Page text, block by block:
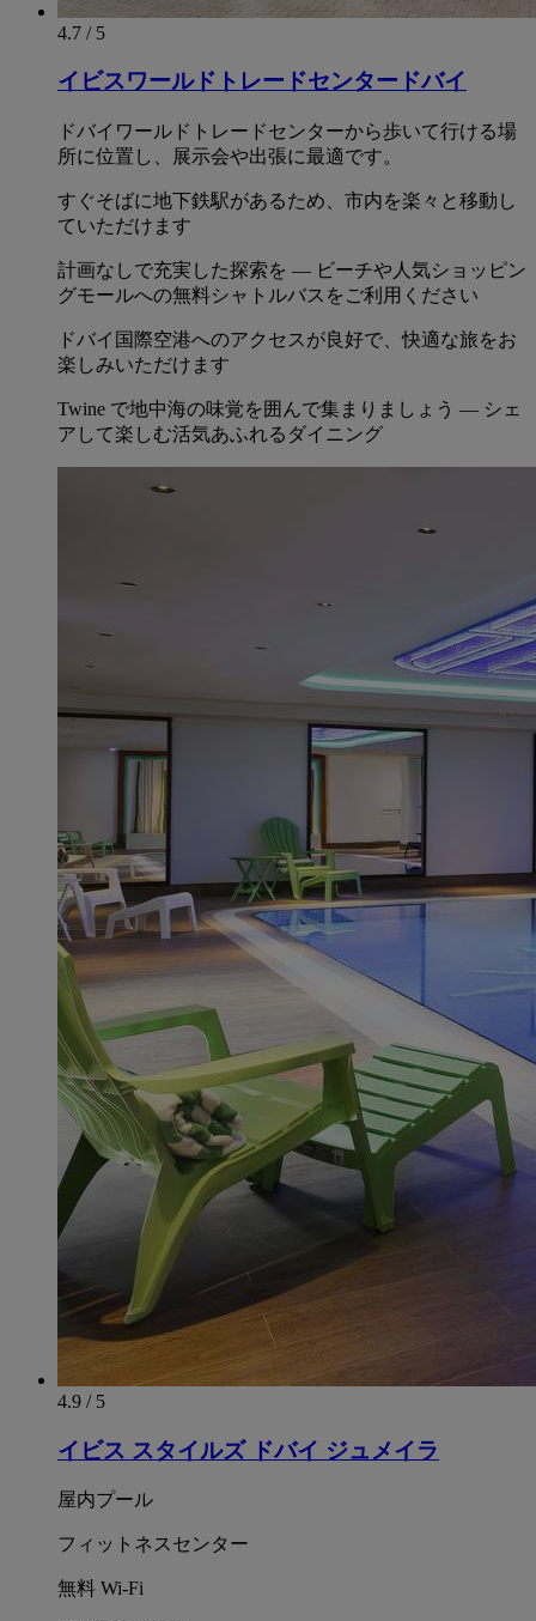
4.7 / 5
イビスワールドトレードセンタードバイ
ドバイワールドトレードセンターから歩いて行ける場
所に位置し、展示会や出張に最適です。
すぐそばに地下鉄駅があるため、市内を楽々と移動し
ていただけます
計画なしで充実した探索を ― ビーチや人気ショッピン
グモールへの無料シャトルバスをご利用ください
ドバイ国際空港へのアクセスが良好で、快適な旅をお
楽しみいただけます
Twine で地中海の味覚を囲んで集まりましょう ― シェ
アして楽しむ活気あふれるダイニング
4.9 / 5
イビス スタイルズ ドバイ ジュメイラ
屋内プール
フィットネスセンター
無料 Wi-Fi